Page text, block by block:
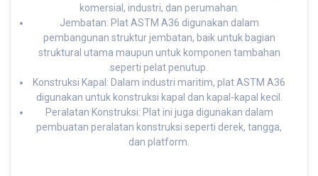
komersial, industri, dan perumahan.
Jembatan: Plat ASTM A36 digunakan dalam
pembangunan struktur jembatan, baik untuk bagian
struktural utama maupun untuk komponen tambahan
seperti pelat penutup.
Konstruksi Kapal: Dalam industri maritim, plat ASTM A36
digunakan untuk konstruksi kapal dan kapal-kapal kecil.
Peralatan Konstruksi: Plat ini juga digunakan dalam
pembuatan peralatan konstruksi seperti derek, tangga,
dan platform.